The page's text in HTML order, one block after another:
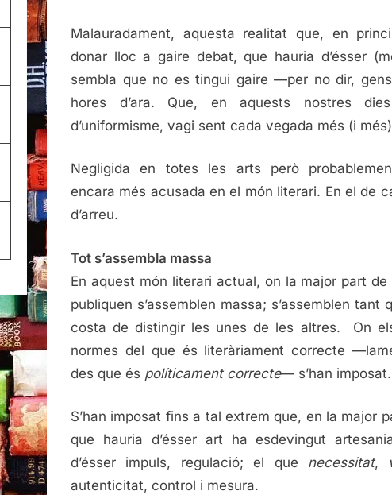
Malauradament, aquesta realitat que, en
donar lloc a gaire debat, que hauria d’ésser
sembla que no es tingui gaire —per no dir,
hores d’ara. Que, en aquests nostres
d’uniformisme, vagi sent cada vegada més (i
Negligida en totes les arts però
encara més acusada en el món literari. En el de
d’arreu.
Tot s’assembla massa
En aquest món literari actual, on la major part
publiquen s’assemblen massa; s’assemblen tant
costa de distingir les unes de les altres. On
normes del que és literàriament correcte
des que és políticament correcte— s’han imposat.
S’han imposat fins a tal extrem que, en la major
que hauria d’ésser art ha esdevingut
d’ésser impuls, regulació; el que necessitat,
autenticitat, control i mesura.